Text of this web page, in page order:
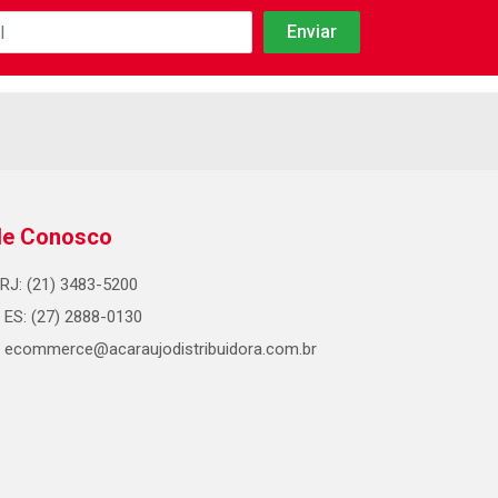
Conosco
RJ: (21) 3483-5200
ES: (27) 2888-0130
ecommerce@acaraujodistribuidora.com.br